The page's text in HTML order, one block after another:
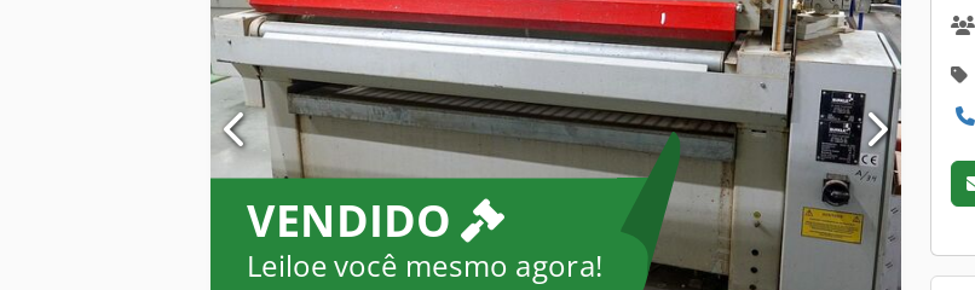
VENDIDO
Leiloe você mesmo agora!